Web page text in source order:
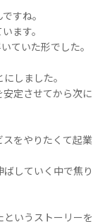
すね。
ます。
ていた形でした。
しました。
定させてから次に
スをやりたくて起業
していく中で焦り
いうストーリーを